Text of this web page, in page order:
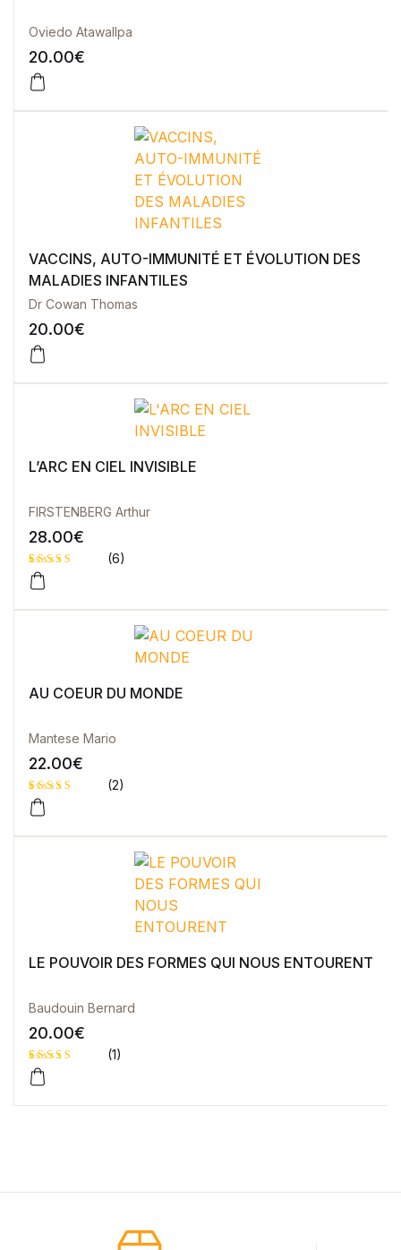
Oviedo Atawallpa
20.00€
VACCINS, AUTO-IMMUNITÉ ET ÉVOLUTION DES
MALADIES INFANTILES
Dr Cowan Thomas
20.00€
L’ARC EN CIEL INVISIBLE
FIRSTENBERG Arthur
28.00€
Noté
basé sur
6
(6)
AU COEUR DU MONDE
Mantese Mario
22.00€
Noté
sur
2
(2)
LE POUVOIR DES FORMES QUI NOUS ENTOURENT
Baudouin Bernard
20.00€
Noté
sur
1
(1)